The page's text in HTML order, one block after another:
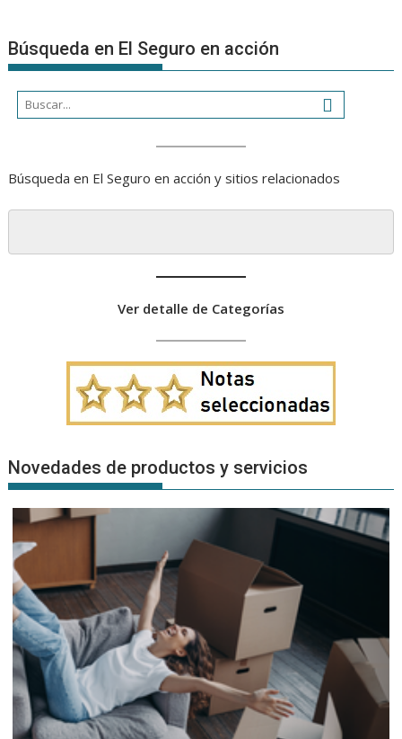
Búsqueda en El Seguro en acción
Búsqueda en El Seguro en acción y sitios relacionados
Ver detalle de Categorías
Novedades de productos y servicios